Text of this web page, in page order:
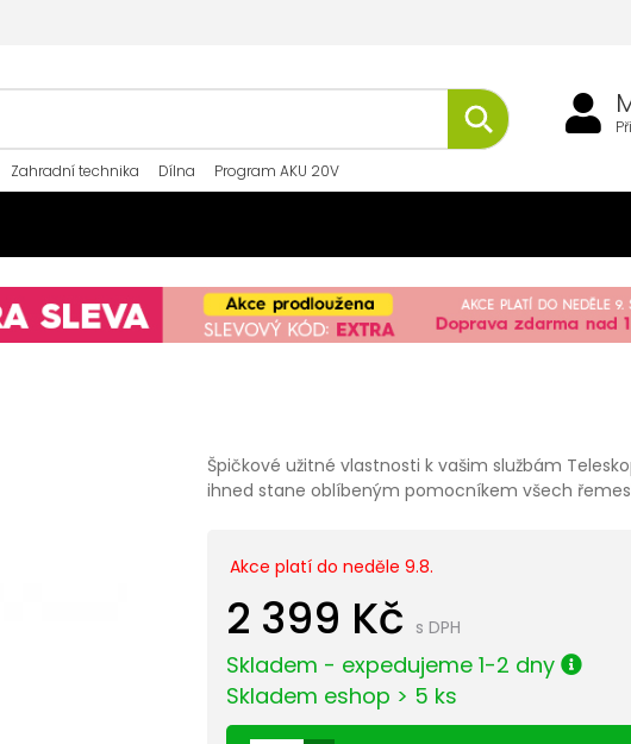
Zahradní technika Dílna Program AKU 20V
Špičkové užitné vlastnosti k vašim službám
ihned stane oblíbeným pomocníkem všech
Akce platí do neděle 9.8.
2 399 Kč s DPH
Skladem - expedujeme 1-2 dny
Skladem eshop > 5 ks